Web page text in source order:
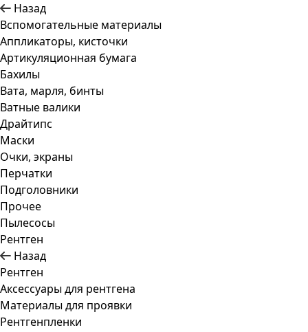
Назад
Вспомогательные материалы
Аппликаторы, кисточки
Артикуляционная бумага
Бахилы
Вата, марля, бинты
Ватные валики
Драйтипс
Маски
Очки, экраны
Перчатки
Подголовники
Прочее
Пылесосы
Рентген
Назад
Рентген
Аксессуары для рентгена
Материалы для проявки
Рентгенпленки